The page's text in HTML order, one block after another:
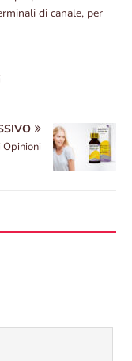
di canale, per
Opinioni